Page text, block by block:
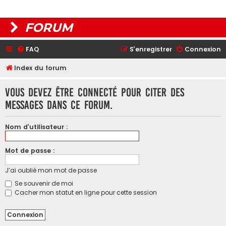
FORUM
FAQ Connexion
S’enregistrer
Index du forum
Vous devez être connecté pour citer des
messages dans ce forum.
Nom d’utilisateur :
Mot de passe :
J’ai oublié mon mot de passe
Se souvenir de moi
Cacher mon statut en ligne pour cette session